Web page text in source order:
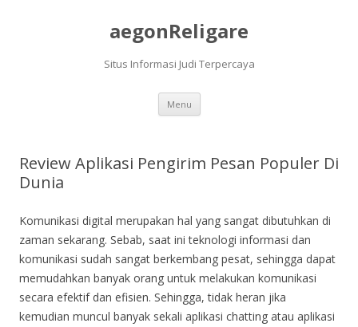
aegonReligare
Situs Informasi Judi Terpercaya
Menu Skip
content
Review Aplikasi Pengirim Pesan Populer Di
Dunia
Komunikasi digital merupakan hal yang sangat dibutuhkan di
zaman sekarang. Sebab, saat ini teknologi informasi dan
komunikasi sudah sangat berkembang pesat, sehingga dapat
memudahkan banyak orang untuk melakukan komunikasi
secara efektif dan efisien. Sehingga, tidak heran jika
kemudian muncul banyak sekali aplikasi chatting atau aplikasi